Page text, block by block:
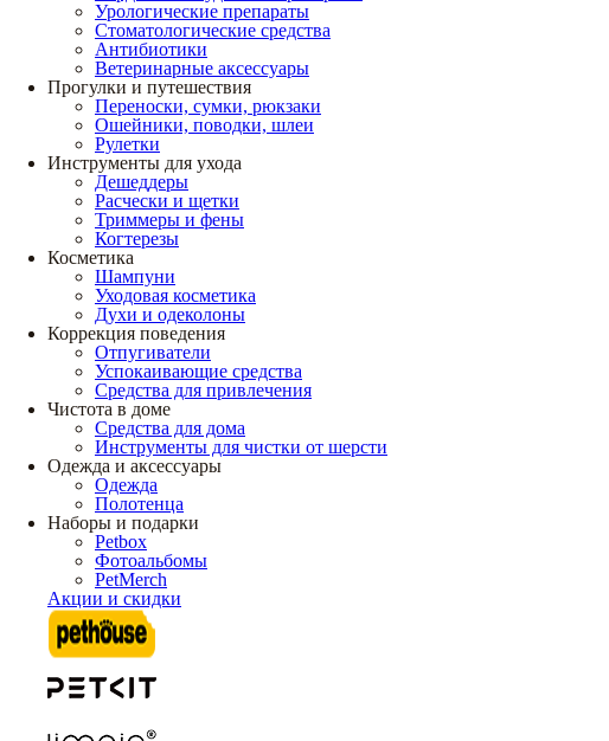
Урологические препараты
Стоматологические средства
Антибиотики
Ветеринарные аксессуары
Прогулки и путешествия
Переноски, сумки, рюкзаки
Ошейники, поводки, шлеи
Рулетки
Инструменты для ухода
Дешеддеры
Расчески и щетки
Триммеры и фены
Когтерезы
Косметика
Шампуни
Уходовая косметика
Духи и одеколоны
Коррекция поведения
Отпугиватели
Успокаивающие средства
Средства для привлечения
Чистота в доме
Средства для дома
Инструменты для чистки от шерсти
Одежда и аксессуары
Одежда
Полотенца
Наборы и подарки
Petbox
Фотоальбомы
PetMerch
Акции и скидки